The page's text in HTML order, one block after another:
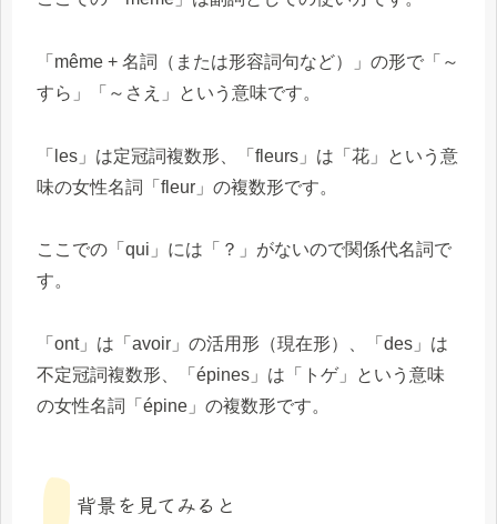
「même + 名詞（または形容詞句など）」の形で「～
すら」「～さえ」という意味です。
「les」は定冠詞複数形、「fleurs」は「花」という意
味の女性名詞「fleur」の複数形です。
ここでの「qui」には「？」がないので関係代名詞で
す。
「ont」は「avoir」の活用形（現在形）、「des」は
不定冠詞複数形、「épines」は「トゲ」という意味
の女性名詞「épine」の複数形です。
背景を見てみると